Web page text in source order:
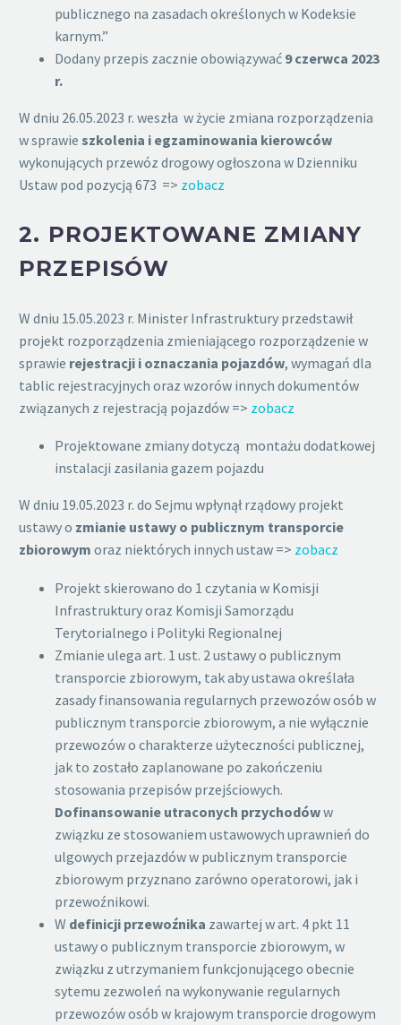
publicznego na zasadach określonych w Kodeksie
karnym.”
Dodany przepis zacznie obowiązywać 9 czerwca 2023
r.
W dniu 26.05.2023 r. weszła w życie zmiana rozporządzenia
w sprawie szkolenia i egzaminowania kierowców
wykonujących przewóz drogowy ogłoszona w Dzienniku
Ustaw pod pozycją 673 => zobacz
2. PROJEKTOWANE ZMIANY
PRZEPISÓW
W dniu 15.05.2023 r. Minister Infrastruktury przedstawił
projekt rozporządzenia zmieniającego rozporządzenie w
sprawie rejestracji i oznaczania pojazdów, wymagań dla
tablic rejestracyjnych oraz wzorów innych dokumentów
związanych z rejestracją pojazdów => zobacz
Projektowane zmiany dotyczą montażu dodatkowej
instalacji zasilania gazem pojazdu
W dniu 19.05.2023 r. do Sejmu wpłynął rządowy projekt
ustawy o zmianie ustawy o publicznym transporcie
zbiorowym oraz niektórych innych ustaw => zobacz
Projekt skierowano do 1 czytania w Komisji
Infrastruktury oraz Komisji Samorządu
Terytorialnego i Polityki Regionalnej
Zmianie ulega art. 1 ust. 2 ustawy o publicznym
transporcie zbiorowym, tak aby ustawa określała
zasady finansowania regularnych przewozów osób w
publicznym transporcie zbiorowym, a nie wyłącznie
przewozów o charakterze użyteczności publicznej,
jak to zostało zaplanowane po zakończeniu
stosowania przepisów przejściowych.
Dofinansowanie utraconych przychodóww
związku ze stosowaniem ustawowych uprawnień do
ulgowych przejazdów w publicznym transporcie
zbiorowym przyznano zarówno operatorowi, jak i
przewoźnikowi.
W definicji przewoźnika zawartej w art. 4 pkt 11
ustawy o publicznym transporcie zbiorowym, w
związku z utrzymaniem funkcjonującego obecnie
sytemu zezwoleń na wykonywanie regularnych
przewozów osób w krajowym transporcie drogowym